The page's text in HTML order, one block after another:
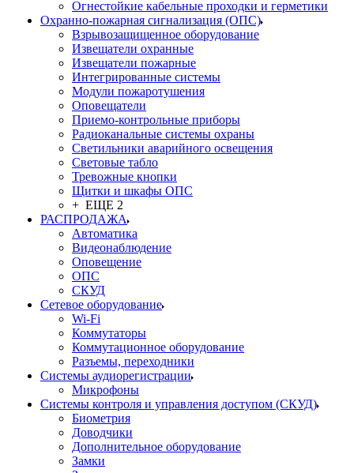
Огнестойкие кабельные проходки и герметики
Охранно-пожарная сигнализация (ОПС)
Взрывозащищенное оборудование
Извещатели охранные
Извещатели пожарные
Интегрированные системы
Модули пожаротушения
Оповещатели
Приемо-контрольные приборы
Радиоканальные системы охраны
Светильники аварийного освещения
Световые табло
Тревожные кнопки
Щитки и шкафы ОПС
+ ЕЩЕ 2
РАСПРОДАЖА
Автоматика
Видеонаблюдение
Оповещение
ОПС
СКУД
Сетевое оборудование
Wi-Fi
Коммутаторы
Коммутационное оборудование
Разъемы, переходники
Системы аудиорегистрации
Микрофоны
Системы контроля и управления доступом (СКУД)
Биометрия
Доводчики
Дополнительное оборудование
Замки